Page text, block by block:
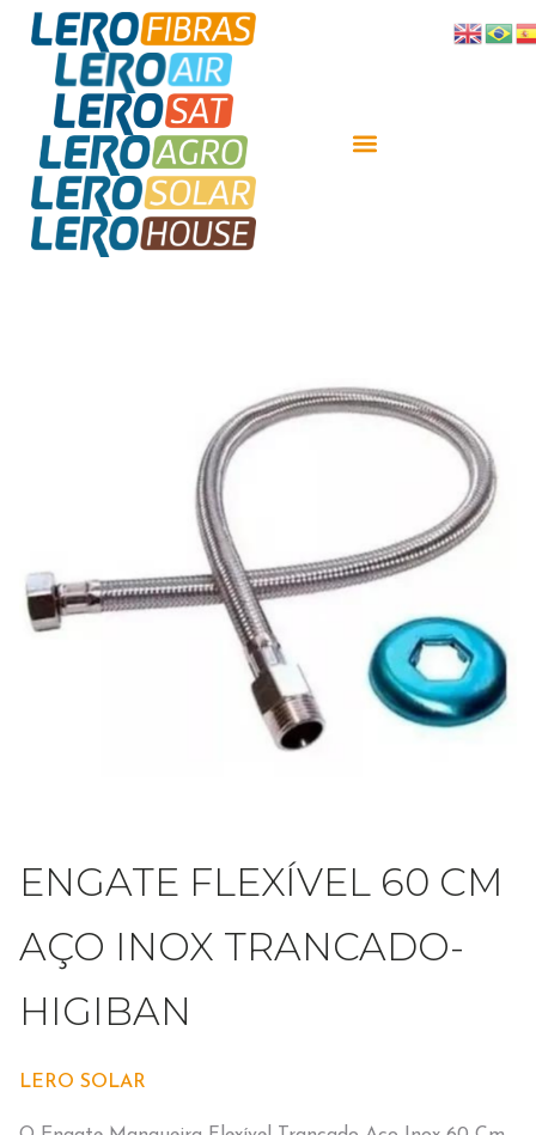
ENGATE FLEXÍVEL 60 CM
AÇO INOX TRANCADO-
HIGIBAN
LERO SOLAR